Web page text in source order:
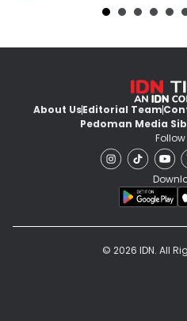
About UsEditorial Team
Pedoman Media
Follow
© 2026 IDN. All